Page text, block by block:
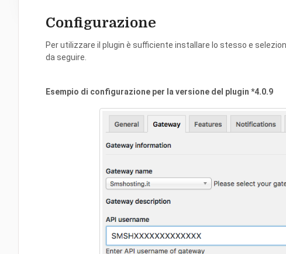
Configurazione
Per utilizzare il plugin è sufficiente installare lo stesso e
da seguire.
Esempio di configurazione per la versione del plugin *4.0.9